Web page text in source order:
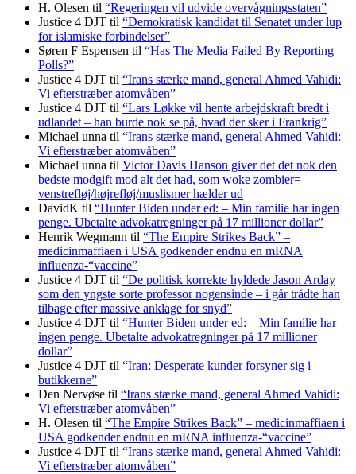
H. Olesen til “Regeringen vil udvide overvågningsstaten”
Justice 4 DJT til “Demokratisk kandidat til Senatet under lup
for islamiske forbindelser”
Søren F Espensen til “Has The Media Failed By Reporting
Polls?”
Justice 4 DJT til “Irans stærke mand, general Ahmed Vahidi:
Vi efterstræber atomvåben”
Justice 4 DJT til “Lars Løkke vil hente arbejdskraft bredt i
udlandet – han burde nok se på, hvad der sker i Frankrig”
Michael unna til “Irans stærke mand, general Ahmed Vahidi:
Vi efterstræber atomvåben”
Michael unna til Victor Davis Hanson giver det det nok den
bedste modgift mod alt det had, som woke zombier=
venstrefløj/højrefløj/muslismer hælder ud
DavidK til “Hunter Biden under ed: – Min familie har ingen
penge. Ubetalte advokat­regninger på 17 millioner dollar”
Henrik Wegmann til “The Empire Strikes Back” –
medicinmaffiaen i USA godkender endnu en mRNA
influenza-“vaccine”
Justice 4 DJT til “De politisk korrekte hyldede Jason Arday
som den yngste sorte professor nogensinde – i går trådte han
tilbage efter massive anklage for snyd”
Justice 4 DJT til “Hunter Biden under ed: – Min familie har
ingen penge. Ubetalte advokat­regninger på 17 millioner
dollar”
Justice 4 DJT til “Iran: Desperate kunder forsyner sig i
butikkerne”
Den Nervøse til “Irans stærke mand, general Ahmed Vahidi:
Vi efterstræber atomvåben”
H. Olesen til “The Empire Strikes Back” – medicinmaffiaen i
USA godkender endnu en mRNA influenza-“vaccine”
Justice 4 DJT til “Irans stærke mand, general Ahmed Vahidi:
Vi efterstræber atomvåben”